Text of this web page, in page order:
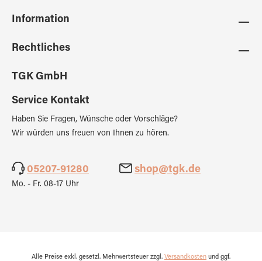
Information
Rechtliches
TGK GmbH
Service Kontakt
Haben Sie Fragen, Wünsche oder Vorschläge?
Wir würden uns freuen von Ihnen zu hören.
05207-91280 shop@tgk.de
Mo. - Fr. 08-17 Uhr
Alle Preise exkl. gesetzl. Mehrwertsteuer zzgl. Versandkosten und ggf.